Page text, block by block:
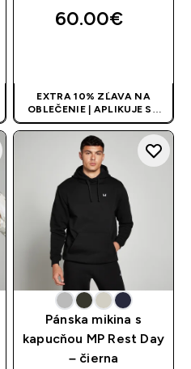
60.00€‎
EXTRA 10% ZĽAVA NA
OBLEČENIE | APLIKUJE SA
AUTOMATICKY PRI KÚPE 3
KS
Pánska mikina s
kapucňou MP Rest Day
– čierna